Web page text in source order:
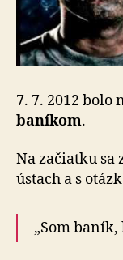
7. 7. 2012 bolo
baníkom.
Na začiatku sa
ústach a s
„Som baník,